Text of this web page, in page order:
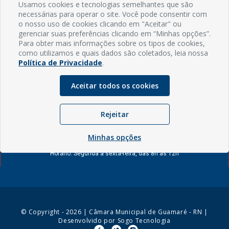
Câmara realiza última sessão
ordinária antes do recesso
parlamentar com apreciação da
LDO 2027
30/06/2026 09:30
INFORMAÇÕES
Endereço: Rua Capitão Vicente de Brito, S/N - Centro
CEP: 59598-000 - Guamaré - RN
Contato: (84) 3525-2032
E-mail: diretoria@guamare.rn.leg.br
Horário: Segunda a sexta-feira, das 8h às 12h
© Copyright - 2026 | Câmara Municipal de Guamaré - RN |
Desenvolvido por Sogo Tecnologia
Usamos cookies e tecnologias semelhantes que são
necessárias para operar o site. Você pode consentir com
o nosso uso de cookies clicando em "Aceitar" ou
gerenciar suas preferências clicando em “Minhas opções”.
Para obter mais informações sobre os tipos de cookies,
como utilizamos e quais dados são coletados, leia nossa
Política de Privacidade.
Aceitar todos os cookies
Rejeitar
Minhas opções